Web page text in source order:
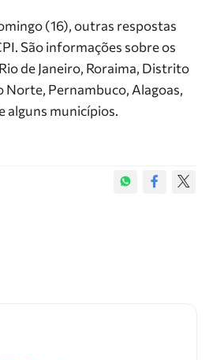
(16), outras respostas
São informações sobre os
de Janeiro, Roraima, Distrito
Norte, Pernambuco, Alagoas,
alguns municípios.